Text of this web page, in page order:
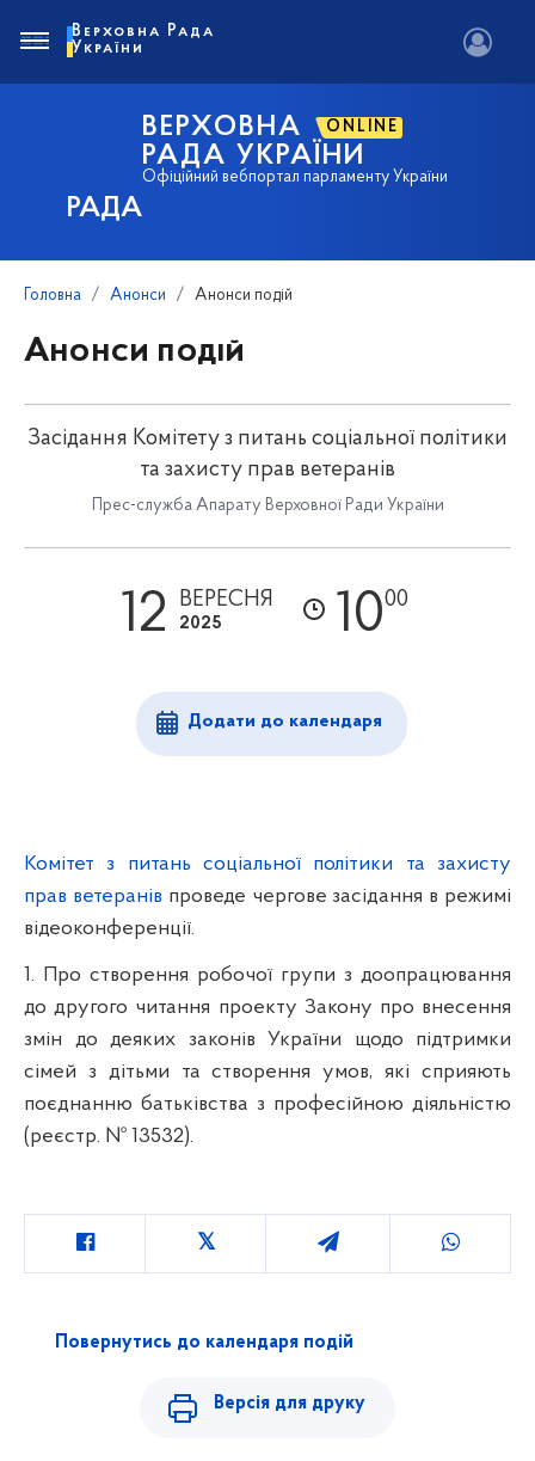
РАДА
ВЕРХОВНА ONLINE
РАДА УКРАЇНИ
Офіційний вебпортал парламенту України
Верховна Рада
України
Головна Анонси Анонси подій
Анонси подій
Засідання Комітету з питань соціальної політики
та захисту прав ветеранів
Прес-служба Апарату Верховної Ради України
12 ВЕРЕСНЯ
2025 1000
Додати до календаря
Комітет з питань соціальної політики та захисту
прав ветеранів проведе чергове засідання в режимі
відеоконференції.
1. Про створення робочої групи з доопрацювання
до другого читання проекту Закону про внесення
змін до деяких законів України щодо підтримки
сімей з дітьми та створення умов, які сприяють
поєднанню батьківства з професійною діяльністю
(реєстр. № 13532).
Повернутись до календаря подій
Версія для друку